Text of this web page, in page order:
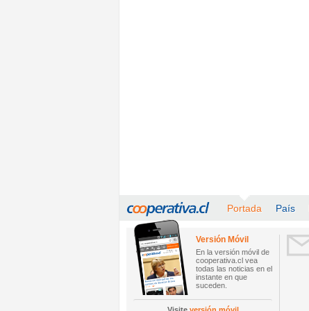
Portada País
Versión Móvil
En la versión móvil de
cooperativa.cl vea
todas las noticias en el
instante en que
suceden.